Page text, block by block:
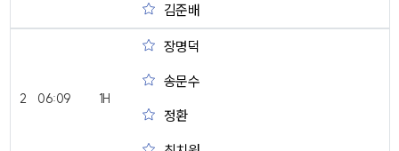
김준배
2 06:09 1H
장명덕
송문수
정환